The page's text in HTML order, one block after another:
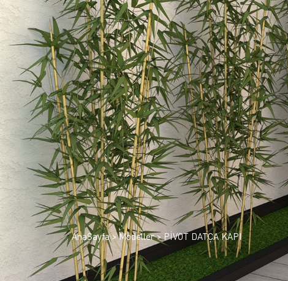
AnaSayfa Modeller PİVOT DATÇA KAPI